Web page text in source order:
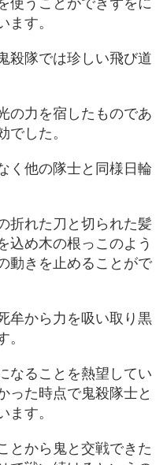
ます。
殺隊では珍しい飛び道
の力を宿したものであ
でした。
く他の隊士と同様日輪
折れた刀と切られた髪
込め木の根っこのよう
動きを止めることがで
牟から力を吸い取り黒
なることを熱望してい
った時点で鬼殺隊士と
ます。
とから鬼と交戦できた